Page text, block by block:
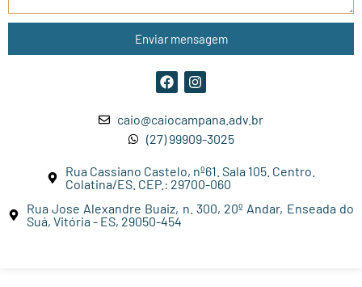
Enviar mensagem
caio@caiocampana.adv.br
(27) 99909-3025
Rua Cassiano Castelo, nº61. Sala 105. Centro.
Colatina/ES. CEP.: 29700-060
Rua Jose Alexandre Buaiz, n. 300, 20º Andar, Enseada do
Suá, Vitória - ES, 29050-454